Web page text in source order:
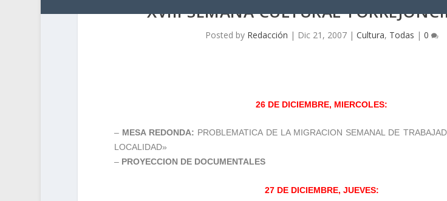
XVIII SEMANA CULTURAL
Posted by Redacción | Dic 21, 2007| Cultura, Todas | 0
26 DE DICIEMBRE, MIERCOLES:
– MESA REDONDA: PROBLEMATICA DE LA MIGRACION SEMANAL DE
LOCALIDAD»
– PROYECCION DE DOCUMENTALES
27 DE DICIEMBRE, JUEVES: